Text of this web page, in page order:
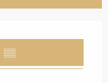
DATOS
▒▒